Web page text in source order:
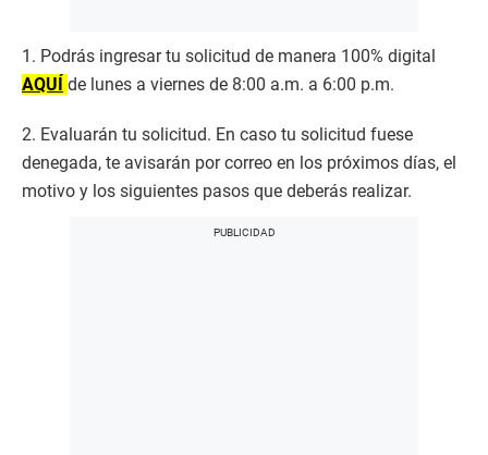
1. Podrás ingresar tu solicitud de manera 100% digital
AQUÍ de lunes a viernes de 8:00 a.m. a 6:00 p.m.
2. Evaluarán tu solicitud. En caso tu solicitud fuese
denegada, te avisarán por correo en los próximos días, el
motivo y los siguientes pasos que deberás realizar.